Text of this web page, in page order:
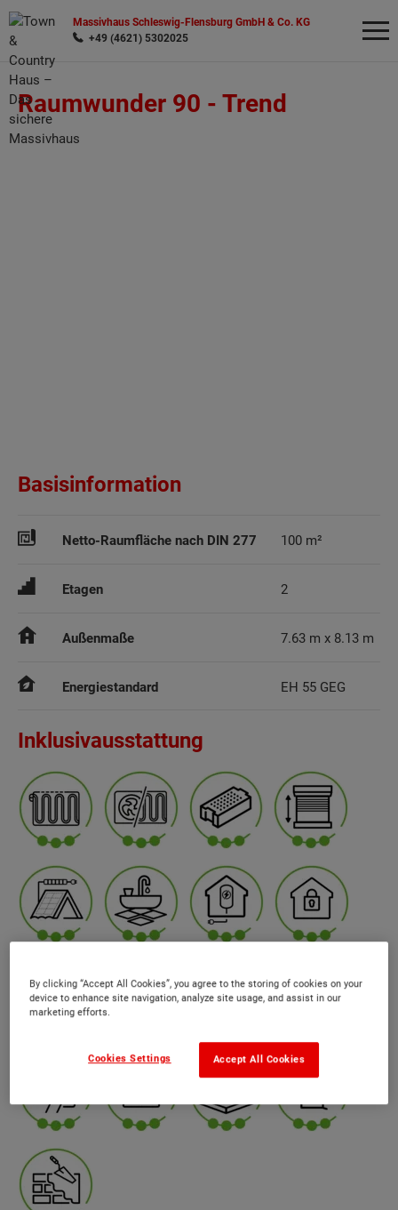
Massivhaus Schleswig-Flensburg GmbH & Co. KG
+49 (4621) 5302025
Raumwunder 90 - Trend
Basisinformation
Netto-Raumfläche nach DIN 277 100 m²
Etagen 2
Außenmaße 7.63 m x 8.13 m
Energiestandard EH 55 GEG
Inklusivausstattung
Wonach möchten Sie suchen?
By clicking “Accept All Cookies”, you agree to the storing of cookies on your
device to enhance site navigation, analyze site usage, and assist in our
marketing efforts.
Accept All Cookies
Cookies Settings